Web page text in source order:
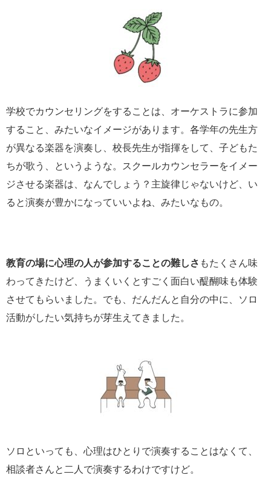
学校でカウンセリングをすることは、オーケストラに参加
すること、みたいなイメージがあります。各学年の先生方
が異なる楽器を演奏し、校長先生が指揮をして、子どもた
ちが歌う、というような。スクールカウンセラーをイメー
ジさせる楽器は、なんでしょう？主旋律じゃないけど、い
ると演奏が豊かになっていいよね、みたいなもの。
教育の場に心理の人が参加することの難しさ もたくさん味
わってきたけど、うまくいくとすごく面白い醍醐味も体験
させてもらいました。でも、だんだんと自分の中に、ソロ
活動がしたい気持ちが芽生えてきました。
ソロといっても、心理はひとりで演奏することはなくて、
相談者さんと二人で演奏するわけですけど。